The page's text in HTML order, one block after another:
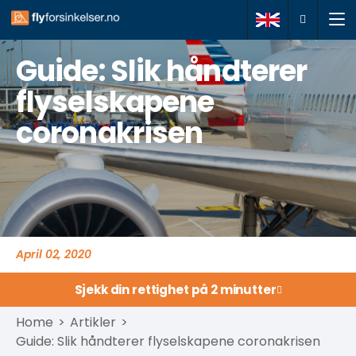
Meld inn sak
Om oss
Dine rettigheter
Spørsmål og svar
Kontakt
+47 21966109
kontakt@flyforsinkelser.no
Guide: Slik håndterer
flyselskapene
coronakrisen
April 02, 2020
Sjekk din rettighet på 2 minutter
Home > Artikler >
Guide: Slik håndterer flyselskapene coronakrisen